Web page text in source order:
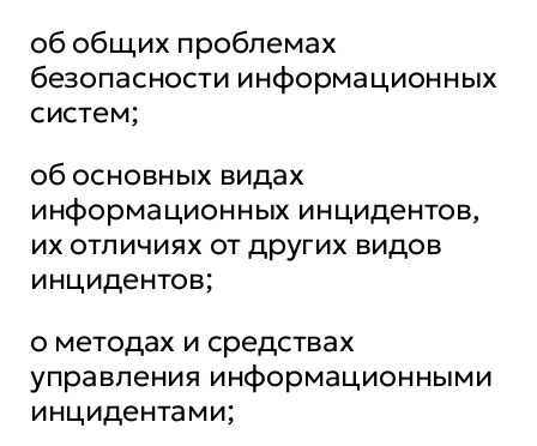
об общих проблемах
безопасности информационных
систем;
об основных видах
информационных инцидентов,
их отличиях от других видов
инцидентов;
о методах и средствах
управления информационными
инцидентами;